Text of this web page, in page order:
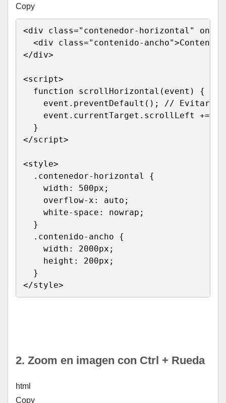
Copy
<div class=" contenedor-horizontal "
<div class=" contenido-ancho">
</div>
<script>
function
scrollHorizontal ( event )
{
    event
. preventDefault ( ) ;
// Evitar
    event
. currentTarget . scrollLeft +=
}
</script>
<style>
.contenedor-horizontal
{
width : 500px ;
overflow-x : auto ;
white-space : nowrap ;
}
.contenido-ancho
{
width : 2000px ;
height : 200px ;
}
</style>
2. Zoom en imagen con Ctrl + Rueda
html
Copy